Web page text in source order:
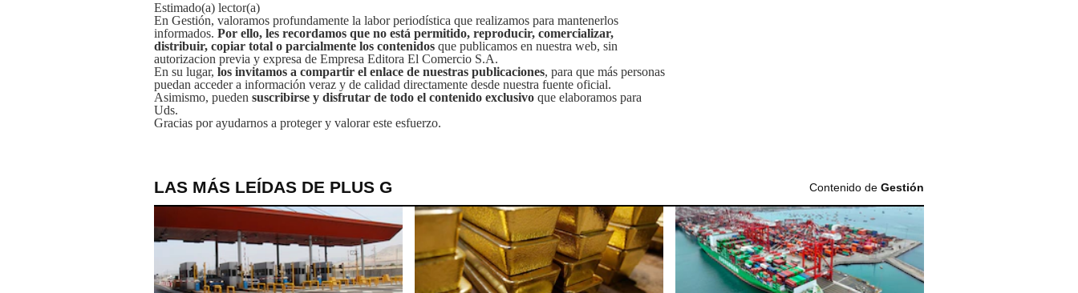
Estimado(a) lector(a)
En Gestión, valoramos profundamente la labor periodística que realizamos para mantenerlos
informados. Por ello, les recordamos que no está permitido, reproducir, comercializar,
distribuir, copiar total o parcialmente los contenidos que publicamos en nuestra web, sin
autorizacion previa y expresa de Empresa Editora El Comercio S.A.
En su lugar, los invitamos a compartir el enlace de nuestras publicaciones, para que más personas
puedan acceder a información veraz y de calidad directamente desde nuestra fuente oficial.
Asimismo, pueden suscribirse y disfrutar de todo el contenido exclusivo que elaboramos para
Uds.
Gracias por ayudarnos a proteger y valorar este esfuerzo.
LAS MÁS LEÍDAS DE PLUS G Contenido de Gestión